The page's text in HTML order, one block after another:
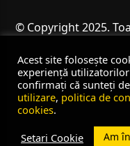
© Copyright 2025.
Acest site folosește
experiență
confirmați că sunteți
utilizare, politica de
cookies.
Setari Cookie
Am